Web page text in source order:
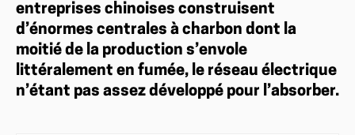
entreprises chinoises construisent
d’énormes centrales à charbon dont la
moitié de la production s’envole
littéralement en fumée, le réseau électrique
n’étant pas assez développé pour l’absorber.